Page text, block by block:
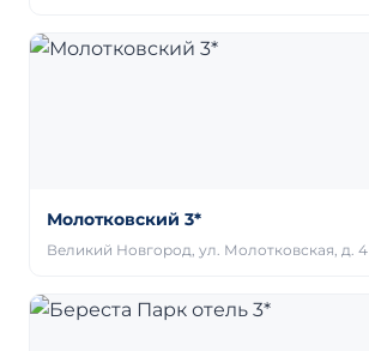
Молотковский 3*
Великий Новгород, ул. Молотковская, д. 4